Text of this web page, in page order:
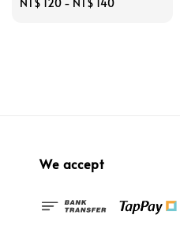
We accept